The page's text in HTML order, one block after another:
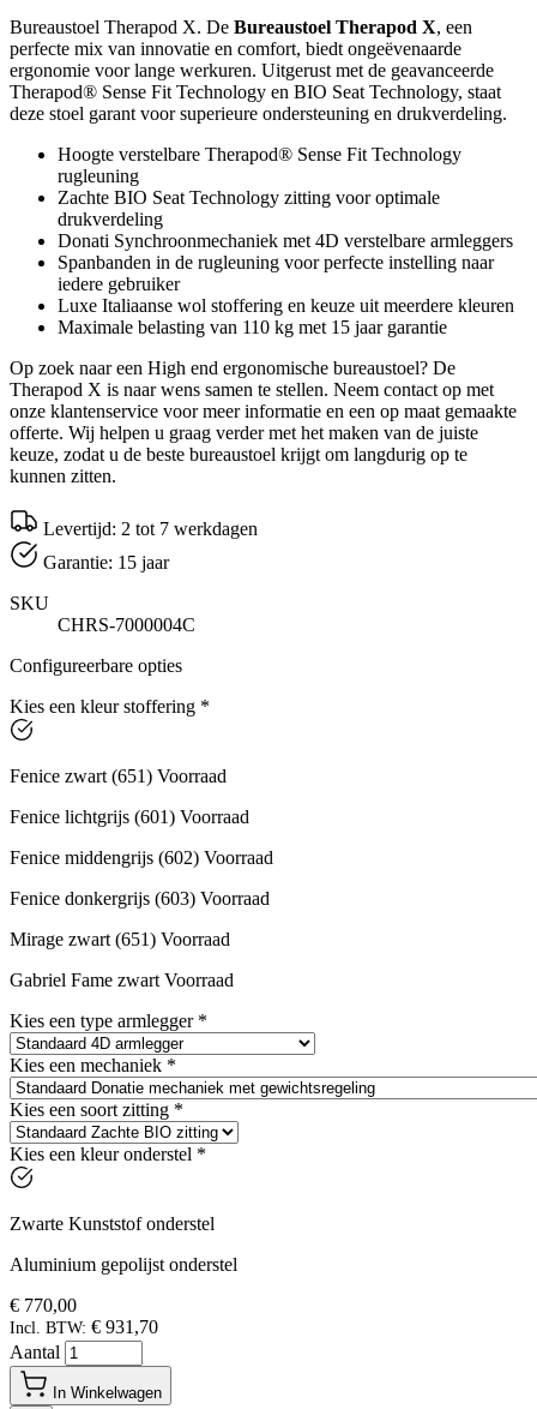
Bureaustoel Therapod X. De Bureaustoel Therapod X, een
perfecte mix van innovatie en comfort, biedt ongeëvenaarde
ergonomie voor lange werkuren. Uitgerust met de geavanceerde
Therapod® Sense Fit Technology en BIO Seat Technology, staat
deze stoel garant voor superieure ondersteuning en drukverdeling.
Hoogte verstelbare Therapod® Sense Fit Technology
rugleuning
Zachte BIO Seat Technology zitting voor optimale
drukverdeling
Donati Synchroonmechaniek met 4D verstelbare armleggers
Spanbanden in de rugleuning voor perfecte instelling naar
iedere gebruiker
Luxe Italiaanse wol stoffering en keuze uit meerdere kleuren
Maximale belasting van 110 kg met 15 jaar garantie
Op zoek naar een High end ergonomische bureaustoel? De
Therapod X is naar wens samen te stellen. Neem contact op met
onze klantenservice voor meer informatie en een op maat gemaakte
offerte. Wij helpen u graag verder met het maken van de juiste
keuze, zodat u de beste bureaustoel krijgt om langdurig op te
kunnen zitten.
Levertijd: 2 tot 7 werkdagen
Garantie: 15 jaar
SKU
CHRS-7000004C
Configureerbare opties
Kies een kleur stoffering *
Fenice zwart (651) Voorraad
Fenice lichtgrijs (601) Voorraad
Fenice middengrijs (602) Voorraad
Fenice donkergrijs (603) Voorraad
Mirage zwart (651) Voorraad
Gabriel Fame zwart Voorraad
Kies een type armlegger *
Kies een mechaniek *
Kies een soort zitting *
Kies een kleur onderstel *
Zwarte Kunststof onderstel
Aluminium gepolijst onderstel
€ 770,00
Incl. BTW: € 931,70
Aantal
In Winkelwagen